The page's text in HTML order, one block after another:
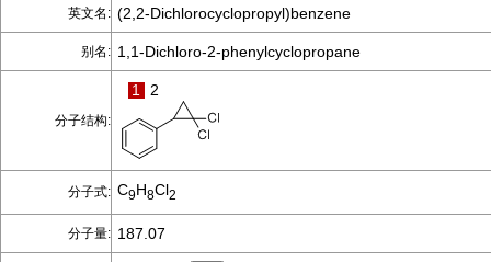
英文名: (2,2-Dichlorocyclopropyl)benzene
别名: 1,1-Dichloro-2-phenylcyclopropane
分子结构:
1 2
分子式: C9H8Cl2
分子量: 187.07